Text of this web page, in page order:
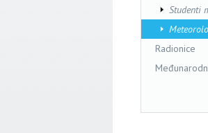
Studenti
Radionice